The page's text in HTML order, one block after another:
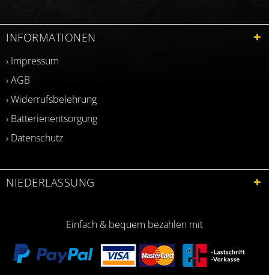
INFORMATIONEN
› Impressum
› AGB
› Widerrufsbelehrung
› Batterienentsorgung
› Datenschutz
NIEDERLASSUNG
Einfach & bequem bezahlen mit